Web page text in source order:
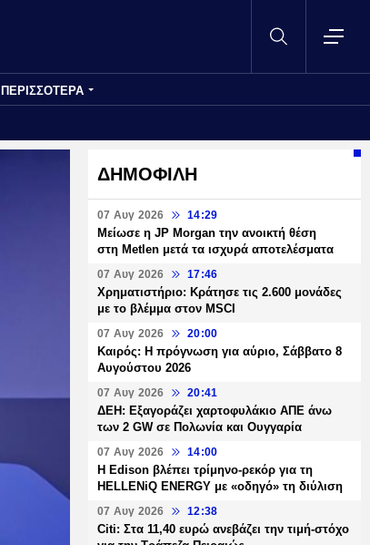
ΠΕΡΙΣΣΟΤΕΡΑ
ΔΗΜΟΦΙΛΗ
07 Αυγ 2026 14:29
Μείωσε η JP Morgan την ανοικτή θέση
στη Metlen μετά τα ισχυρά αποτελέσματα
07 Αυγ 2026 17:46
Χρηματιστήριο: Κράτησε τις 2.600 μονάδες
με το βλέμμα στον MSCI
07 Αυγ 2026 20:00
Καιρός: Η πρόγνωση για αύριο, Σάββατο 8
Αυγούστου 2026
07 Αυγ 2026 20:41
ΔΕΗ: Εξαγοράζει χαρτοφυλάκιο ΑΠΕ άνω
των 2 GW σε Πολωνία και Ουγγαρία
07 Αυγ 2026 14:00
Η Edison βλέπει τρίμηνο-ρεκόρ για τη
HELLENiQ ENERGY με «οδηγό» τη διύλιση
07 Αυγ 2026 12:38
Citi: Στα 11,40 ευρώ ανεβάζει την τιμή-στόχο